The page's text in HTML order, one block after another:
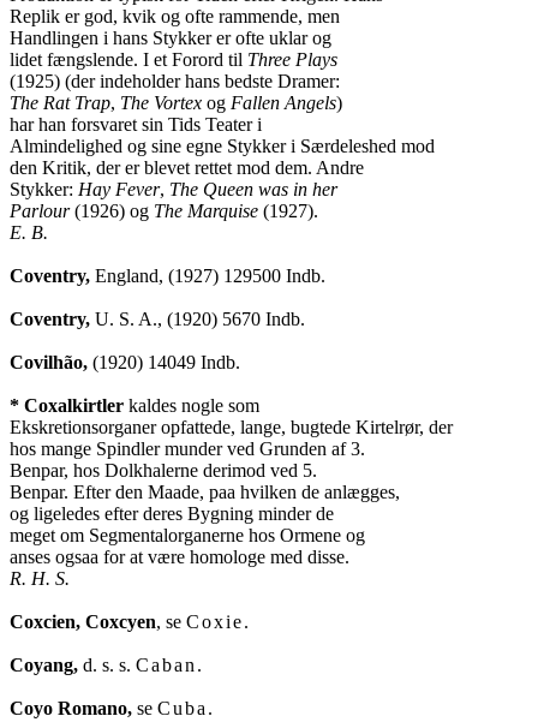
Replik er god, kvik og ofte rammende, men
Handlingen i hans Stykker er ofte uklar og
lidet fængslende. I et Forord til Three Plays
The Rat Trap, The Vortex og Fallen Angels)
har han forsvaret sin Tids Teater i
Almindelighed og sine egne Stykker i Særdeleshed mod
den Kritik, der er blevet rettet mod dem. Andre
Stykker: Hay Fever, The Queen was in her
Parlour (1926) og The Marquise
E. B.
Coventry, England, (1927) 129500 Indb.
Coventry, U. S. A., (1920) 5670 Indb.
Covilhão, (1920) 14049 Indb.
* Coxalkirtler kaldes nogle som
Ekskretionsorganer opfattede, lange, bugtede Kirtelrør, der
hos mange Spindler munder ved Grunden af 3.
Benpar, hos Dolkhalerne derimod ved 5.
Benpar. Efter den Maade, paa hvilken de anlægges,
og ligeledes efter deres Bygning minder de
meget om Segmentalorganerne hos Ormene og
R. H. S.
Coxcien, Coxcyen, se Coxie.
Coyang, d. s. s. Caban .
Coyo Romano, se Cuba .